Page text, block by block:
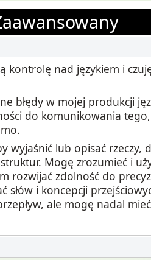
kontrolę nad językiem i
błędy w mojej produkcji
do komunikowania
wyjaśnić lub opisać rzeczy,
Mogę zrozumieć i
rozwijać zdolność do
słów i koncepcji
ale mogę nadal